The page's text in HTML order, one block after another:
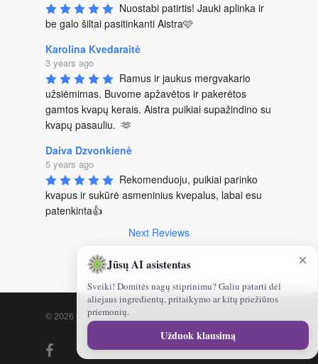
Nuostabi patirtis! Jauki aplinka ir
be galo šiltai pasitinkanti Aistra🩷
Karolina Kvedaraitė
3 years ago
Ramus ir jaukus mergvakario
užsiėmimas. Buvome apžavėtos ir pakerėtos
gamtos kvapų kerais. Aistra puikiai supažindino su
kvapų pasauliu.  🫶
Daiva Dzvonkienė
5 years ago
Rekomenduoju, puikiai parinko
kvapus ir sukūrė asmeninius kvepalus, labai esu
patenkinta👍
Next Reviews
© 2026 Gamtoskvapai.lt.
facebook
galėčiau
×
Jūsų AI asistentas
Sveiki! Domitės nagų stiprinimu? Galiu patarti dėl
aliejaus ingredientų, pritaikymo ar kitų priežiūros
priemonių.
Užduok klausimą